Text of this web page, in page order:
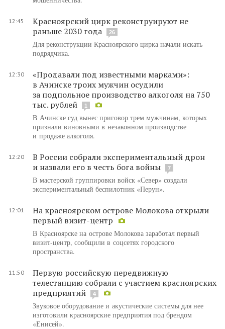
12:45
Красноярский цирк реконструируют не
раньше 2030 года
26
Для реконструкции Красноярского цирка начали искать
подрядчика.
12:30
«Продавали под известными марками»:
в Ачинске троих мужчин осудили
за подпольное производство алкоголя на 750
тыс. рублей
1
В Ачинске суд вынес приговор трем мужчинам, которых
признали виновными в незаконном производстве
и продаже алкоголя.
12:20
В России собрали экспериментальный дрон
и назвали его в честь бога войны
7
В мастерской группировки войск «Север» создали
экспериментальный беспилотник «Перун».
12:01
На красноярском острове Молокова открыли
первый визит-центр
В Красноярске на острове Молокова заработал первый
визит-центр, сообщили в соцсетях городского
пространства.
11:50
Первую российскую передвижную
телестанцию собрали с участием красноярских
предприятий
4
Звуковое оборудование и акустические системы для нее
изготовили красноярские предприятия под брендом
«Енисей».